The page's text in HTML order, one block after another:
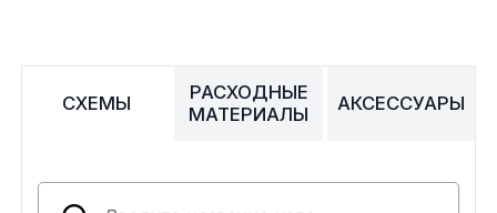
Снегоотвалы
СХЕМЫ
РАСХОДНЫЕ
МАТЕРИАЛЫ
АКСЕССУАРЫ